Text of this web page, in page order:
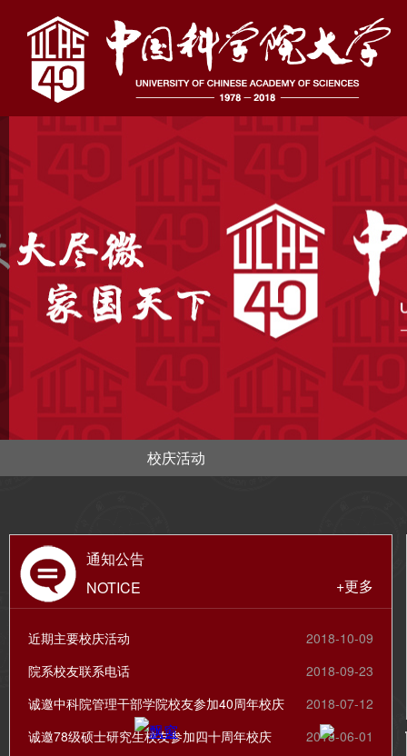
校庆活动
通知公告
NOTICE
+更多
2018-10-09
近期主要校庆活动
2018-09-23
院系校友联系电话
2018-07-12
诚邀中科院管理干部学院校友参加40周年校庆
2018-06-01
诚邀78级硕士研究生校友参加四十周年校庆